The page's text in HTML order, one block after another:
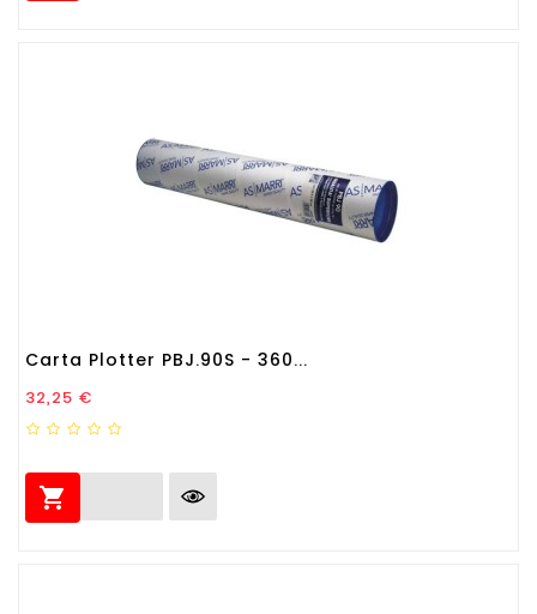
Carta Plotter PBJ.90S - 360...
Prezzo
32,25 €
